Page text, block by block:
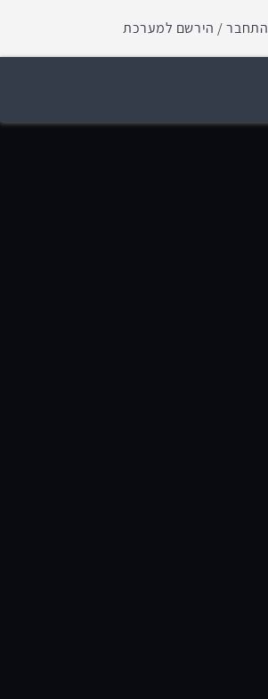
התחבר / הירשם למערכת